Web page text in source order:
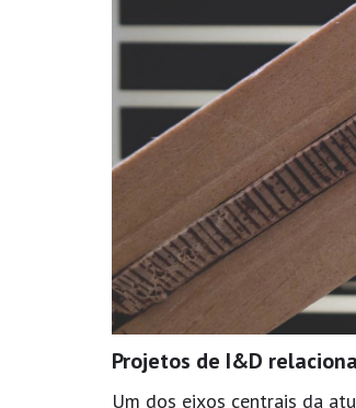
Projetos de I&D
Um dos eixos centrais da